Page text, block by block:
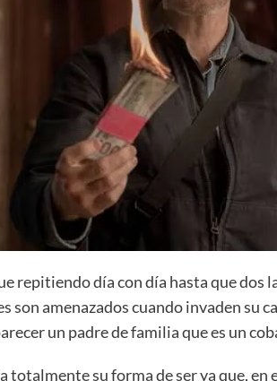
repitiendo día con día hasta que dos
son amenazados cuando invaden su
un padre de familia que es un
totalmente su forma de ser ya que,